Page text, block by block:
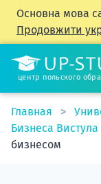
Основна мова
Продовжити
центр польского
Главная
Бизнеса Вистула
бизнесом